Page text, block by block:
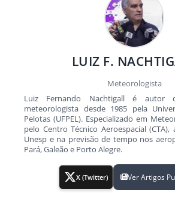
LUIZ F.
Meteorologista
Luiz Fernando Nachtigall é autor
meteorologista desde 1985 pela
Pelotas (UFPEL). Especializado em
pelo Centro Técnico Aeroespacial
Unesp e na previsão de tempo nos
Pará, Galeão e Porto Alegre.
X (Twitter) Ver Artigos